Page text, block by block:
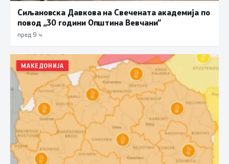
Сиљановска Давкова на Свечената академија по
повод „30 години Општина Вевчани“
пред 9 ч.
МАКЕДОНИЈА